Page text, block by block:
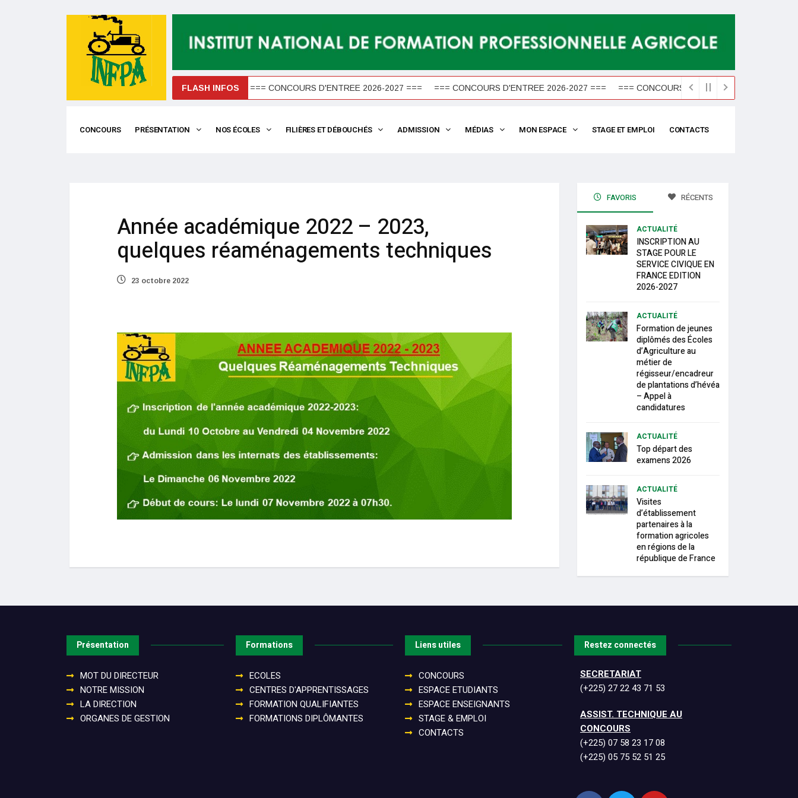
FLASH INFOS=== CONCOURS D'ENTREE 2026-2027 === === CONCOURS D'ENTREE 2026-2027 === === CONCOURS D'ENTREE 2026-2027 ===
CONCOURS PRÉSENTATION NOS ÉCOLES FILIÈRES ET DÉBOUCHÉS ADMISSION MÉDIAS MON ESPACE STAGE ET EMPLOI CONTACTS
Année académique 2022 – 2023,
quelques réaménagements techniques
23 octobre 2022
FAVORIS RÉCENTS
ACTUALITÉ
INSCRIPTION AU
STAGE POUR LE
SERVICE CIVIQUE EN
FRANCE EDITION
2026-2027
ACTUALITÉ
Formation de jeunes
diplômés des Écoles
d’Agriculture au
métier de
régisseur/encadreur
de plantations d’hévéa
– Appel à
candidatures
ACTUALITÉ
Top départ des
examens 2026
ACTUALITÉ
Visites
d’établissement
partenaires à la
formation agricoles
en régions de la
république de France
Présentation
MOT DU DIRECTEUR
NOTRE MISSION
LA DIRECTION
ORGANES DE GESTION
Formations
ECOLES
CENTRES D'APPRENTISSAGES
FORMATION QUALIFIANTES
FORMATIONS DIPLÔMANTES
Liens utiles
CONCOURS
ESPACE ETUDIANTS
ESPACE ENSEIGNANTS
STAGE & EMPLOI
CONTACTS
Restez connectés
SECRETARIAT
(+225) 27 22 43 71 53
ASSIST. TECHNIQUE AU
CONCOURS
(+225) 07 58 23 17 08
(+225) 05 75 52 51 25